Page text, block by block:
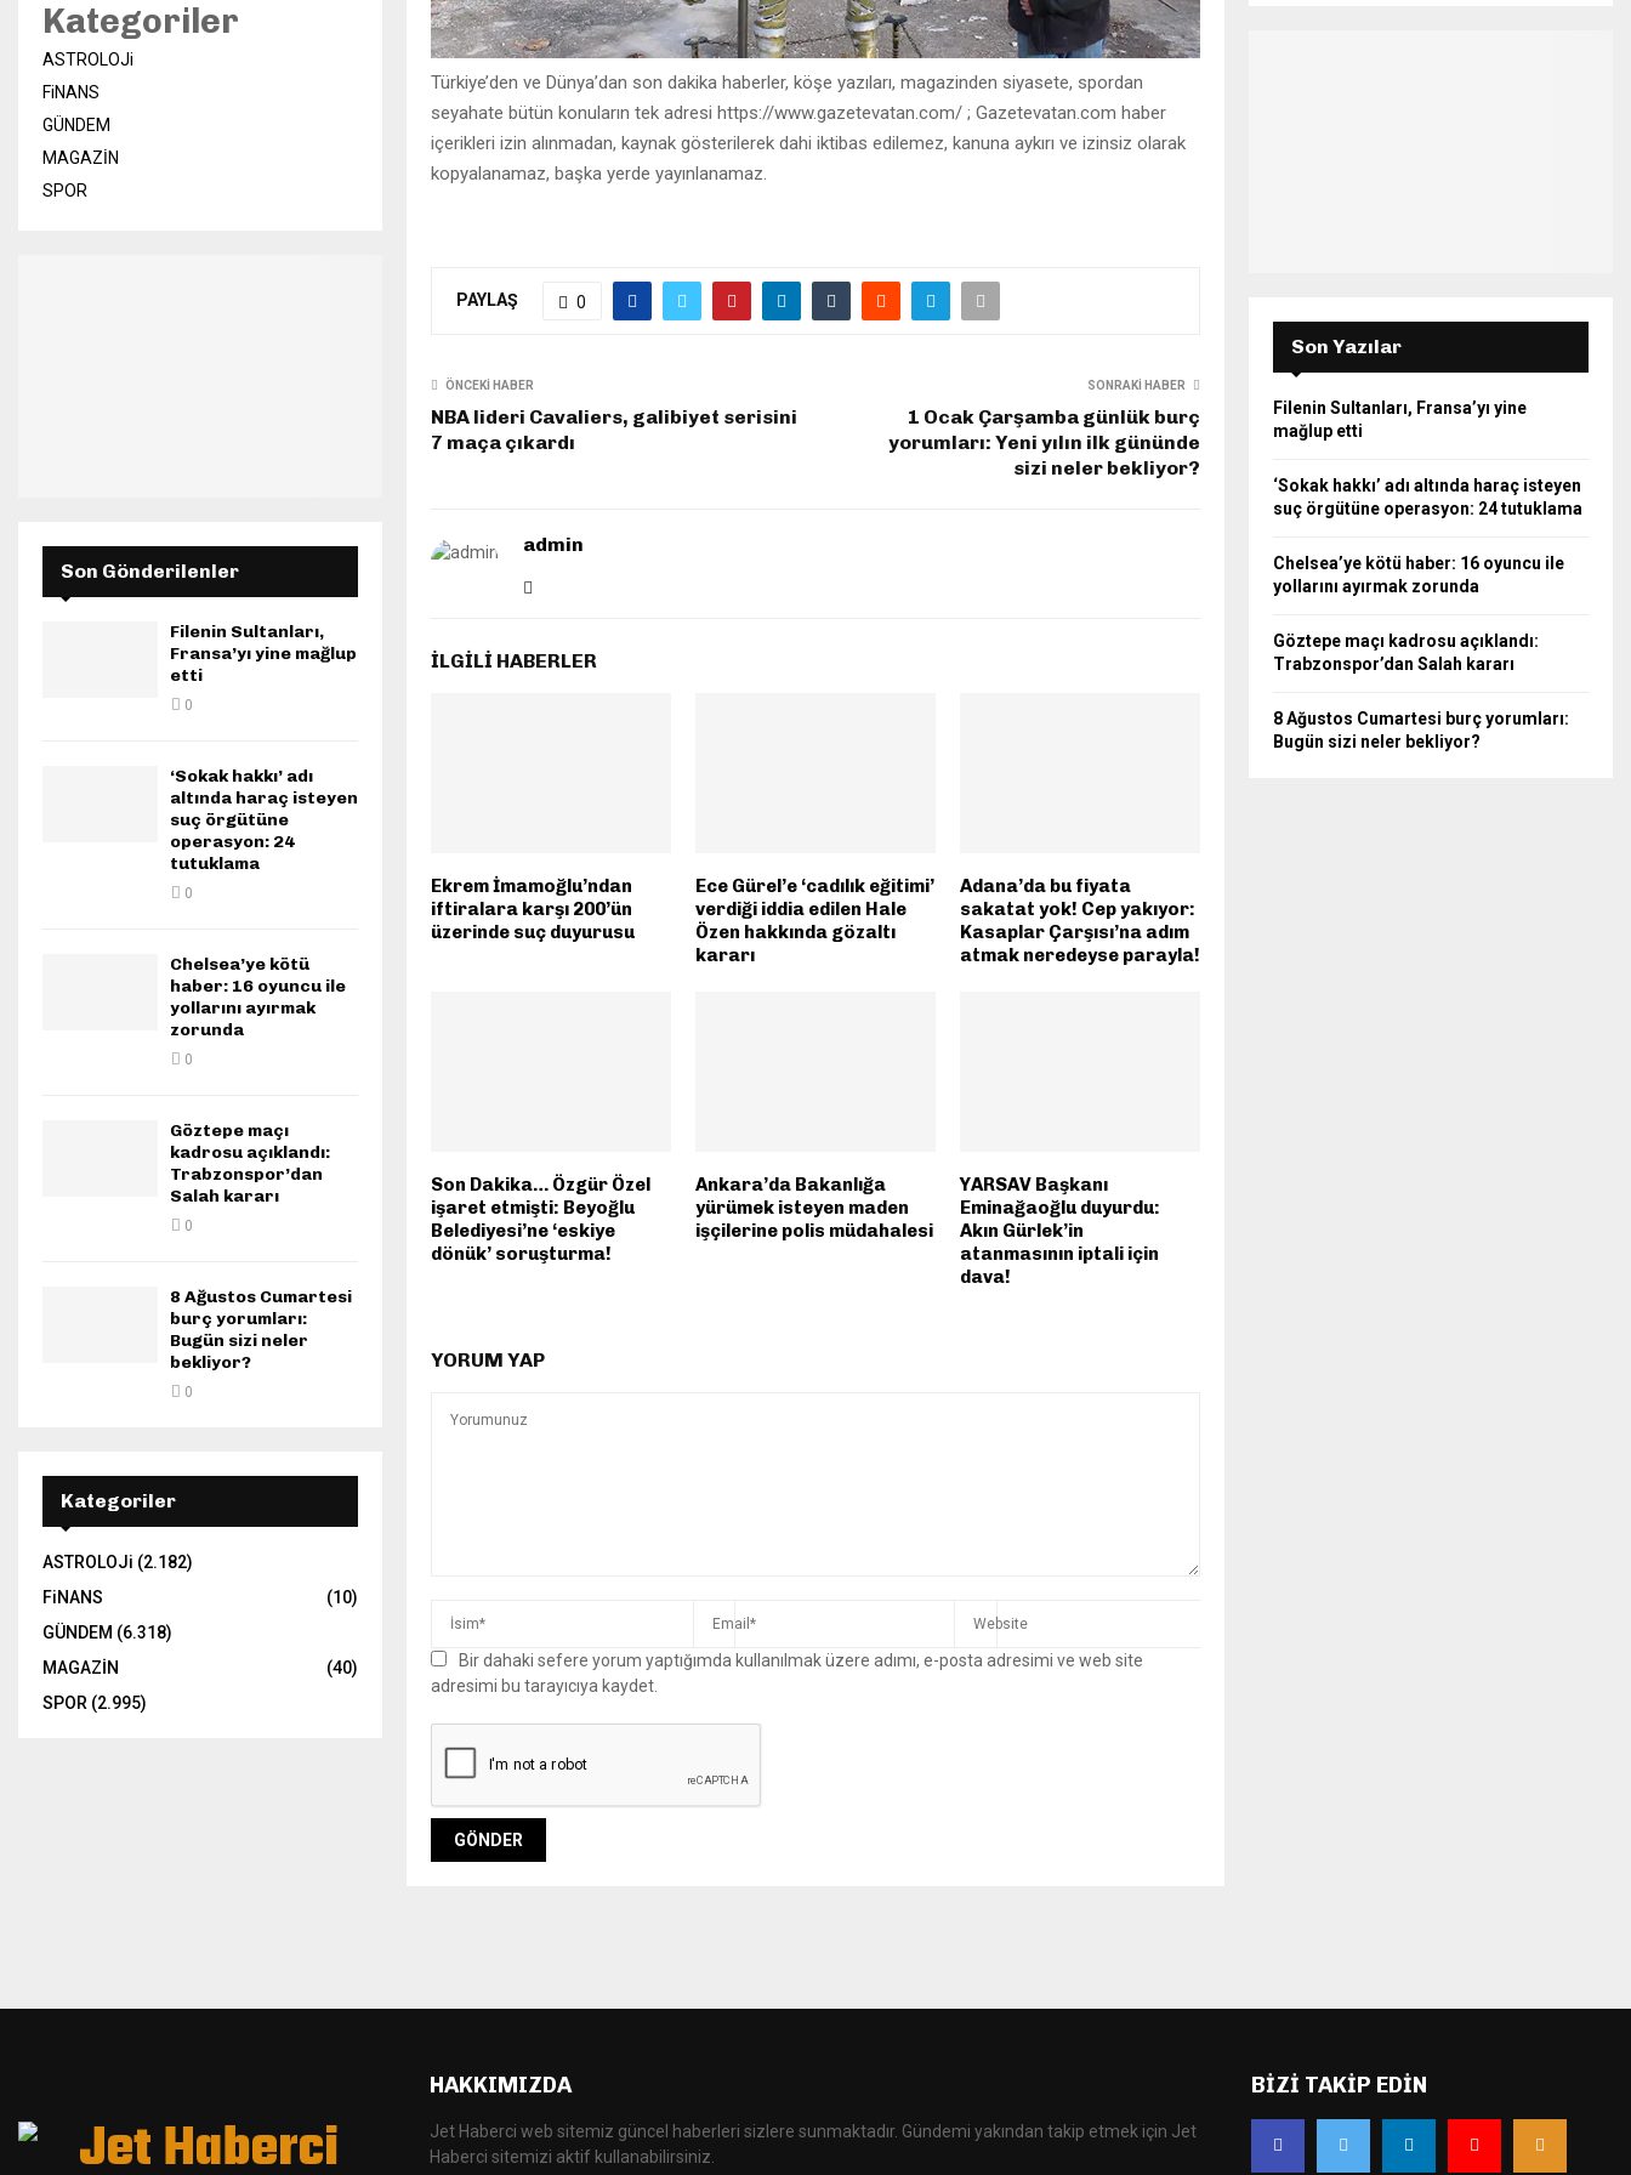
Türkiye’den ve Dünya’dan son dakika haberler, köşe yazıları, magazinden siyasete, spordan
seyahate bütün konuların tek adresi https://www.gazetevatan.com/ ; Gazetevatan.com haber
içerikleri izin alınmadan, kaynak gösterilerek dahi iktibas edilemez, kanuna aykırı ve izinsiz olarak
kopyalanamaz, başka yerde yayınlanamaz.
PAYLAŞ 0
ÖNCEKI HABER
NBA lideri Cavaliers, galibiyet serisini
7 maça çıkardı
SONRAKI HABER
1 Ocak Çarşamba günlük burç
yorumları: Yeni yılın ilk gününde
sizi neler bekliyor?
admin
İLGILI HABERLER
Ekrem İmamoğlu’ndan
iftiralara karşı 200’ün
üzerinde suç duyurusu
Ece Gürel’e ‘cadılık eğitimi’
verdiği iddia edilen Hale
Özen hakkında gözaltı
kararı
Adana’da bu fiyata
sakatat yok! Cep yakıyor:
Kasaplar Çarşısı’na adım
atmak neredeyse parayla!
Son Dakika… Özgür Özel
işaret etmişti: Beyoğlu
Belediyesi’ne ‘eskiye
dönük’ soruşturma!
Ankara’da Bakanlığa
yürümek isteyen maden
işçilerine polis müdahalesi
YARSAV Başkanı
Eminağaoğlu duyurdu:
Akın Gürlek’in
atanmasının iptali için
dava!
YORUM YAP
Bir dahaki sefere yorum yaptığımda kullanılmak üzere adımı, e-posta adresimi ve web site
adresimi bu tarayıcıya kaydet.
Kategoriler
ASTROLOJi
FiNANS
GÜNDEM
MAGAZİN
SPOR
Son Gönderilenler
Filenin Sultanları,
Fransa’yı yine mağlup
etti
0
‘Sokak hakkı’ adı
altında haraç isteyen
suç örgütüne
operasyon: 24
tutuklama
0
Chelsea’ye kötü
haber: 16 oyuncu ile
yollarını ayırmak
zorunda
0
Göztepe maçı
kadrosu açıklandı:
Trabzonspor’dan
Salah kararı
0
8 Ağustos Cumartesi
burç yorumları:
Bugün sizi neler
bekliyor?
0
Kategoriler
ASTROLOJi (2.182)
FiNANS
(10)
GÜNDEM (6.318)
MAGAZİN
(40)
SPOR (2.995)
Son Yazılar
Filenin Sultanları, Fransa’yı yine
mağlup etti
‘Sokak hakkı’ adı altında haraç isteyen
suç örgütüne operasyon: 24 tutuklama
Chelsea’ye kötü haber: 16 oyuncu ile
yollarını ayırmak zorunda
Göztepe maçı kadrosu açıklandı:
Trabzonspor’dan Salah kararı
8 Ağustos Cumartesi burç yorumları:
Bugün sizi neler bekliyor?
HAKKIMIZDA
Jet Haberci web sitemiz güncel haberleri sizlere sunmaktadır. Gündemi yakından takip etmek için Jet
Haberci sitemizi aktif kullanabilirsiniz.
BIZI TAKIP EDIN